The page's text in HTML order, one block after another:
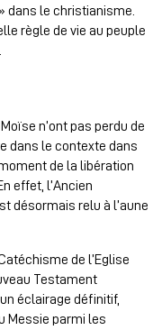
dans le christianisme.
règle de vie au peuple
n’ont pas perdu de
dans le contexte dans
de la libération
effet, l’Ancien
désormais relu à l’aune
de l’Eglise
Testament
éclairage définitif,
Messie parmi les